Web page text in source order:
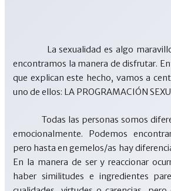
La sexualidad es algo
encontramos la manera de disfrutar.
que explican este hecho, vamos a
uno de ellos: LA PROGRAMACIÓN
Todas las personas somos
emocionalmente. Podemos
pero hasta en gemelos/as hay
En la manera de ser y reaccionar
haber similitudes e ingredientes